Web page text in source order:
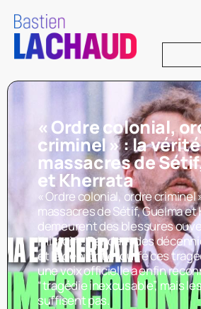
« Ordre colonial,
criminel » : la
massacres de
et Kherrata
« Ordre colonial, ordre criminel
massacres de Sétif, Guelma et
demeurent des blessures
l’histoire. Pendant des
et le déni ont étouffé ces
une voix officielle a enfin
“tragédie inexcusable”, mais
suffisent pas.